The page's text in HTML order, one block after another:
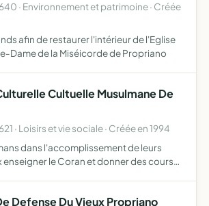
· Environnement et patrimoine · Créée
afin de restaurer l'intérieur de l'Eglise
Dame de la Miséicorde de Propriano
Cultuelle Musulmane De
· Loisirs et vie sociale · Créée en 1994
dans l'accomplissement de leurs
le Coran et donner des cours
Defense Du Vieux Propriano